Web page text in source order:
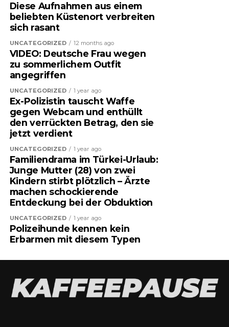
Diese Aufnahmen aus einem
beliebten Küstenort verbreiten
sich rasant
UNCATEGORIZED 12 months ago
VIDEO: Deutsche Frau wegen
zu sommerlichem Outfit
angegriffen
UNCATEGORIZED 1 year ago
Ex-Polizistin tauscht Waffe
gegen Webcam und enthüllt
den verrückten Betrag, den sie
jetzt verdient
UNCATEGORIZED 1 year ago
Familiendrama im Türkei-Urlaub:
Junge Mutter (28) von zwei
Kindern stirbt plötzlich – Ärzte
machen schockierende
Entdeckung bei der Obduktion
UNCATEGORIZED 1 year ago
Polizeihunde kennen kein
Erbarmen mit diesem Typen